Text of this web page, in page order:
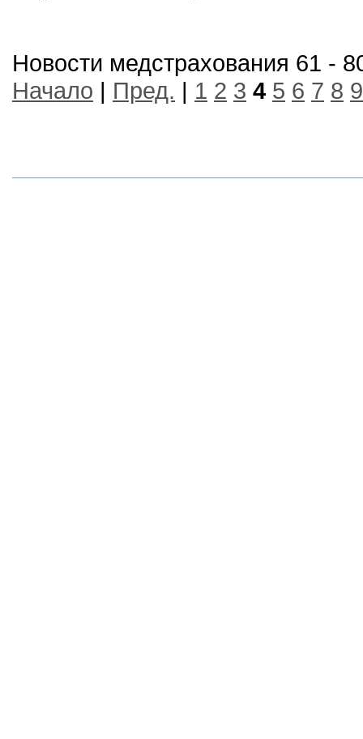
Новости медстрахования 61 -
Начало | Пред. | 1 2 3 4 5 6 7 8 9